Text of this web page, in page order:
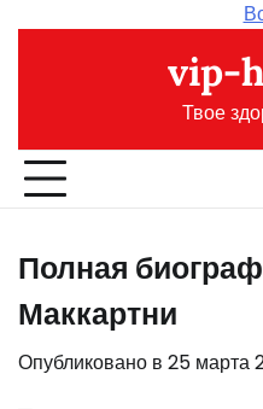
vip-
Твое
Полная
Маккартни
Опубликовано в 25 марта